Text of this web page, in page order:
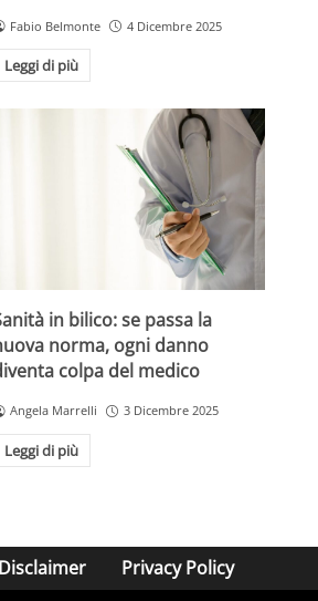
Fabio Belmonte 4 Dicembre 2025
Leggi di più
in bilico: se passa la
norma, ogni danno
colpa del medico
Angela Marrelli 3 Dicembre 2025
Leggi di più
Disclaimer Privacy Policy